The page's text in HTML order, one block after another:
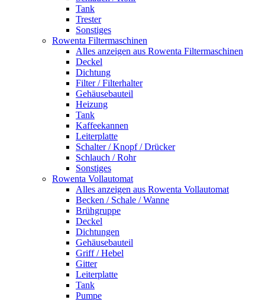
Tank
Trester
Sonstiges
Rowenta Filtermaschinen
Alles anzeigen aus Rowenta Filtermaschinen
Deckel
Dichtung
Filter / Filterhalter
Gehäusebauteil
Heizung
Tank
Kaffeekannen
Leiterplatte
Schalter / Knopf / Drücker
Schlauch / Rohr
Sonstiges
Rowenta Vollautomat
Alles anzeigen aus Rowenta Vollautomat
Becken / Schale / Wanne
Brühgruppe
Deckel
Dichtungen
Gehäusebauteil
Griff / Hebel
Gitter
Leiterplatte
Tank
Pumpe